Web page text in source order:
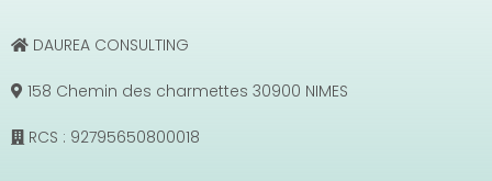
DAUREA CONSULTING
158 Chemin des charmettes 30900 NIMES
RCS : 92795650800018